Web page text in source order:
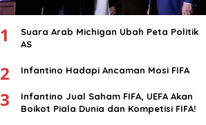
1
Suara Arab Michigan Ubah Peta Politik
AS
2 Infantino Hadapi Ancaman Mosi FIFA
3
Infantino Jual Saham FIFA, UEFA Akan
Boikot Piala Dunia dan Kompetisi FIFA!